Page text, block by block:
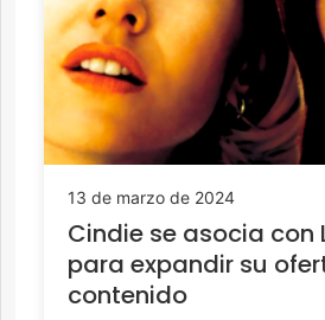
13 de marzo de 2024
Cindie se asocia con
para expandir su
contenido